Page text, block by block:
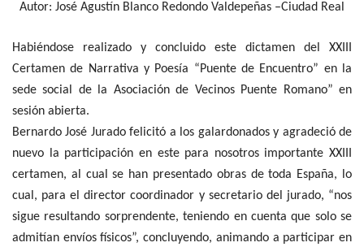
Autor: José Agustín Blanco Redondo Valdepeñas –Ciudad Real
Habiéndose realizado y concluido este dictamen del XXIII
Certamen de Narrativa y Poesía “Puente de Encuentro” en la
sede social de la Asociación de Vecinos Puente Romano” en
sesión abierta.
Bernardo José Jurado felicitó a los galardonados y agradeció de
nuevo la participación en este para nosotros importante XXIII
certamen, al cual se han presentado obras de toda España, lo
cual, para el director coordinador y secretario del jurado, “nos
sigue resultando sorprendente, teniendo en cuenta que solo se
admitían envíos físicos”, concluyendo, animando a participar en